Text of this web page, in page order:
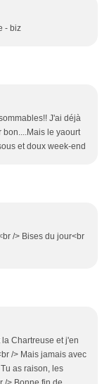
- biz
J'ai déjà
le yaourt
et doux week-end
/> Bises du jour<br
Chartreuse et j'en
/> Mais jamais avec
as raison, les